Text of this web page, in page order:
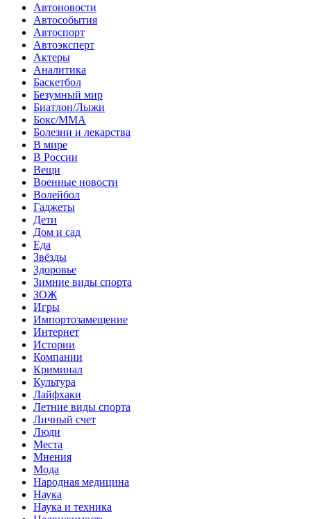
Автоновости
Автособытия
Автоспорт
Автоэксперт
Актеры
Аналитика
Баскетбол
Безумный мир
Биатлон/Лыжи
Бокс/MMA
Болезни и лекарства
В мире
В России
Вещи
Военные новости
Волейбол
Гаджеты
Дети
Дом и сад
Еда
Звёзды
Здоровье
Зимние виды спорта
ЗОЖ
Игры
Импортозамещение
Интернет
Истории
Компании
Криминал
Культура
Лайфхаки
Летние виды спорта
Личный счет
Люди
Места
Мнения
Мода
Народная медицина
Наука
Наука и техника